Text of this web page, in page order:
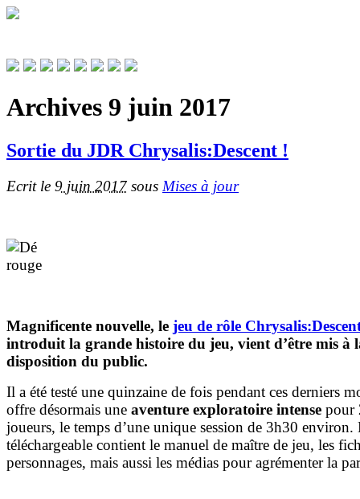
Archives 9 juin 2017
Sortie du JDR Chrysalis:Descent !
Ecrit le 9 juin 2017 sous Mises à jour
Magnificente nouvelle, le jeu de rôle
introduit la grande histoire du jeu, vient d’être mis à
disposition du public.
Il a été testé une quinzaine de fois pendant ces derniers
offre désormais une aventure exploratoire intense pour
joueurs, le temps d’une unique session de 3h30 environ.
téléchargeable contient le manuel de maître de jeu, les
personnages, mais aussi les médias pour agrémenter la